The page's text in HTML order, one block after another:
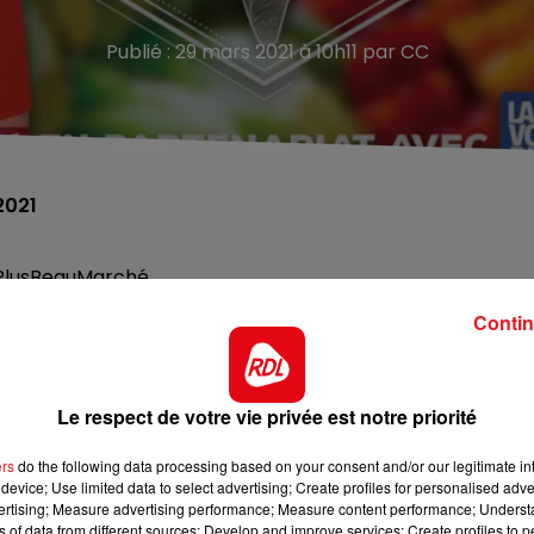
Publié : 29 mars 2021 à 10h11 par CC
pour choisir votre marché préféré du nord et du pas
à cette opération. Vous pouvez voter dès maintenant
d’Arras, Boulogne, Cambrai, Cysoing, Douai
Montreuil-sur-Mer et Saint-Omer ont été
Voix du Nord
le prix régional. En 2018, c’est celui d’Arras qui avait
Le respect de votre vie privée est notre priorité
do the following data processing based on your consent and/or our legitimate
Use limited data to select advertising; Create profiles for personalised
Measure advertising performance; Measure content performance;
of data from different sources; Develop and improve services; Create profiles to